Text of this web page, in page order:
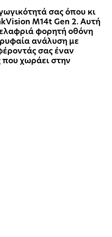
σας όπου κι
M14t Gen 2. Αυτή
ελαφριά φορητή οθόνη
ανάλυση με
σας έναν
που χωράει στην